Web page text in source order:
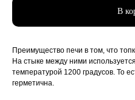
В
Преимущество печи в том, что
На стыке между ними
температурой 1200 градусов. То
герметична.